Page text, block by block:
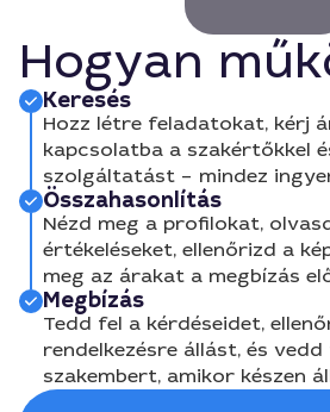
Hogyan
Keresés
Hozz létre feladatokat, kérj
kapcsolatba a szakértőkkel
szolgáltatást – mindez
Összahasonlítás
Nézd meg a profilokat,
értékeléseket, ellenőrizd a
meg az árakat a megbízás
Megbízás
Tedd fel a kérdéseidet,
rendelkezésre állást, és
szakembert, amikor készen